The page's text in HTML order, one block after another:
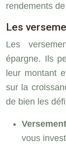
rendements
Les
Les
épargne. Ils
leur montant
sur la
de bien les
vous